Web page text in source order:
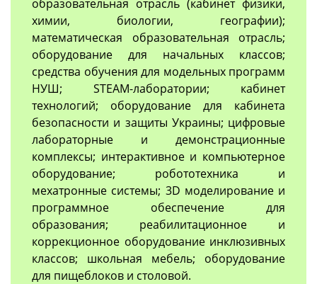
образовательная отрасль (кабинет физики,
химии, биологии, географии);
математическая образовательная отрасль;
оборудование для начальных классов;
средства обучения для модельных программ
НУШ; STEAM-лаборатории; кабинет
технологий; оборудование для кабинета
безопасности и защиты Украины; цифровые
лабораторные и демонстрационные
комплексы; интерактивное и компьютерное
оборудование; робототехника и
мехатронные системы; 3D моделирование и
программное обеспечение для
образования; реабилитационное и
коррекционное оборудование инклюзивных
классов; школьная мебель; оборудование
для пищеблоков и столовой.